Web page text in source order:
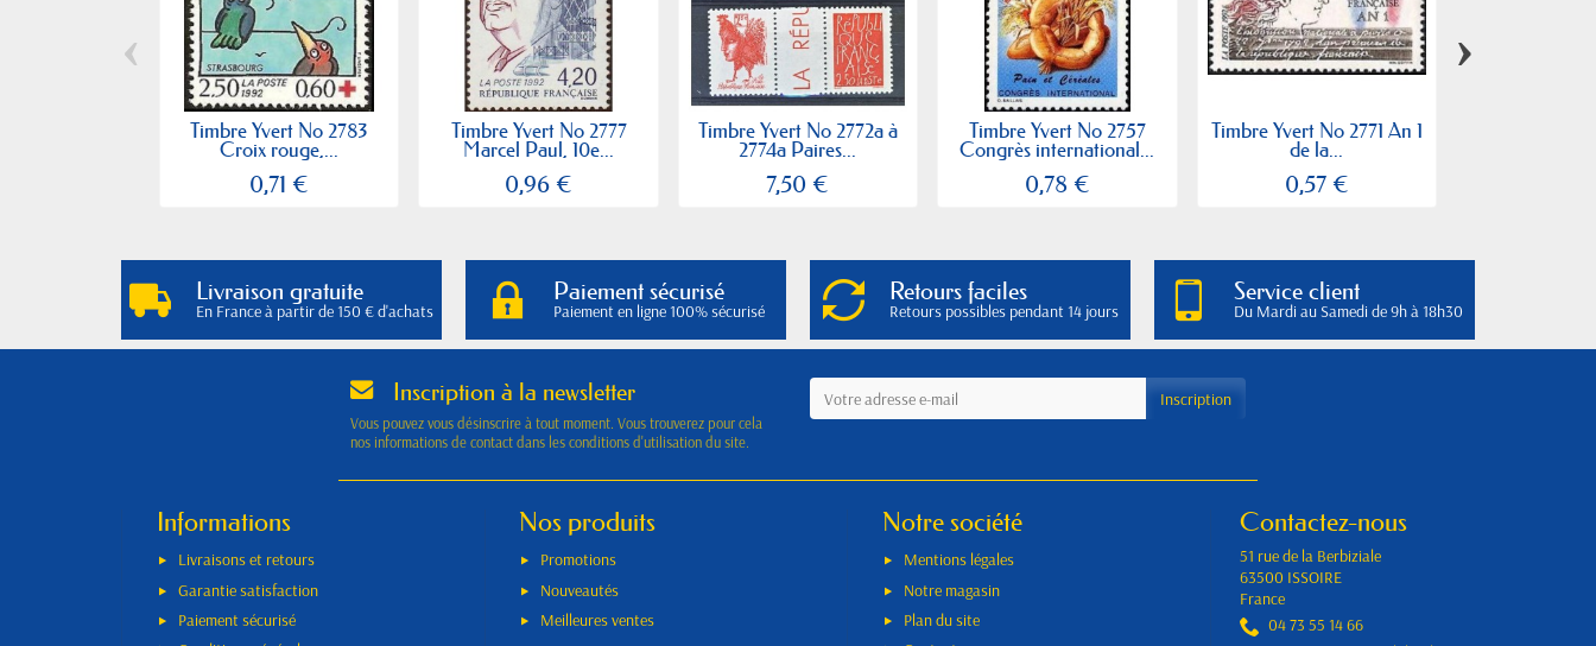
Timbre Yvert No 2783
Croix rouge,...
0,71 €
Timbre Yvert No 2777
Marcel Paul, 10e...
0,96 €
Timbre Yvert No 2772a à
2774a Paires...
7,50 €
Timbre Yvert No 2757
Congrès international...
0,78 €
Timbre Yvert No 2771 An 1
de la...
0,57 €
‹ ›
Livraison gratuite
En France à partir de 150 € d'achats
Paiement sécurisé
Paiement en ligne 100% sécurisé
Retours faciles
Retours possibles pendant 14 jours
Service client
Du Mardi au Samedi de 9h à 18h30
Inscription à la newsletter
Vous pouvez vous désinscrire à tout moment. Vous trouverez pour cela
nos informations de contact dans les conditions d'utilisation du site.
Informations
Livraisons et retours
Garantie satisfaction
Paiement sécurisé
Nos produits
Promotions
Nouveautés
Meilleures ventes
Notre société
Mentions légales
Notre magasin
Plan du site
Contactez-nous
51 rue de la Berbiziale
63500 ISSOIRE
France
04 73 55 14 66